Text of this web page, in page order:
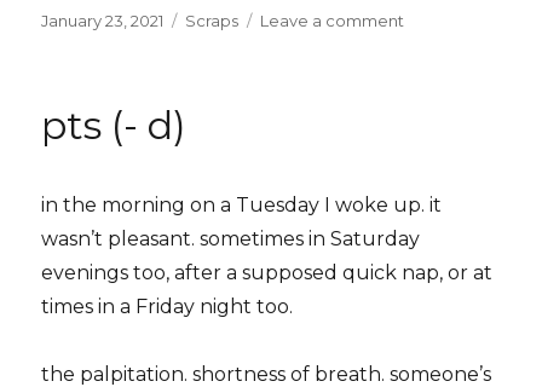
Posted
January 23, 2021 Categories
Scraps Leave a comment
pts (- d)
in the morning on a Tuesday I woke up. it
wasn’t pleasant. sometimes in Saturday
evenings too, after a supposed quick nap, or at
times in a Friday night too.
the palpitation. shortness of breath. someone’s